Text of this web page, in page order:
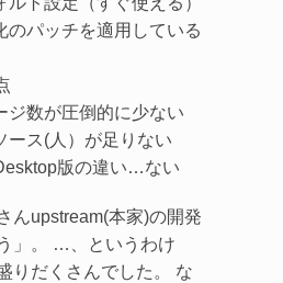
のパッチを適用している
ジ数が圧倒的に少ない
ース(人）が足りない
版の違い…ない
んupstream(本家)の開発
」。 …、というわけ
りだくさんでした。 な